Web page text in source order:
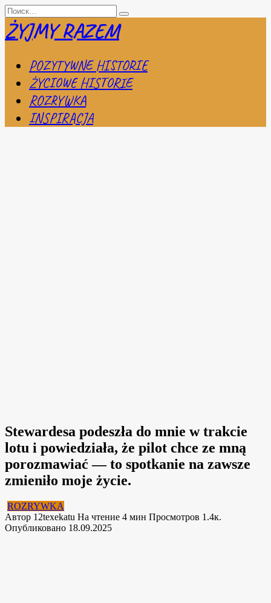
Перейти
к
содержанию
Search
for:
ŻYJMY RAZEM
POZYTYWNE HISTORIE
ŻYCIOWE HISTORIE
ROZRYWKA
INSPIRACJA
Stewardesa podeszła do mnie w trakcie
lotu i powiedziała, że pilot chce ze mną
porozmawiać — to spotkanie na zawsze
zmieniło moje życie.
ROZRYWKA
Автор 12texekatu На чтение 4 мин Просмотров 1.4к.
Опубликовано 18.09.2025